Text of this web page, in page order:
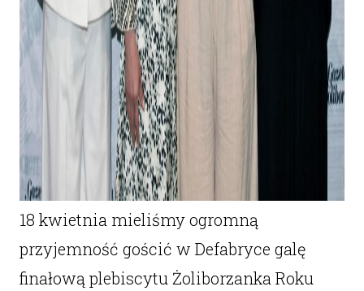
18 kwietnia mieliśmy ogromną
przyjemność gościć w Defabryce galę
finałową plebiscytu Żoliborzanka Roku